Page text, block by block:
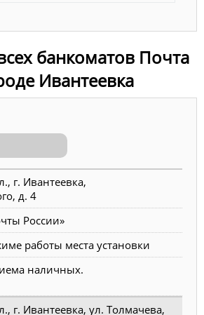
банкоматов Почта
Ивантеевка
г. Ивантеевка,
д. 4
России»
работы места установки
наличных.
г. Ивантеевка, ул. Толмачева,